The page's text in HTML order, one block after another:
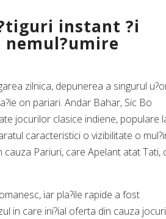
instant ?i
zilnica, depunerea a singurul
on pariari. Andar Bahar, Sic Bo
jocurilor clasice indiene, populare
caracteristici o vizibilitate o
Pariuri, care Apelant atat Tati,
iar pla?ile rapide a fost
in care ini?ial oferta din cauza
ΜΕΡΙΚΟΙ
ΜΕ ΑΝΟΙΧΤΑ